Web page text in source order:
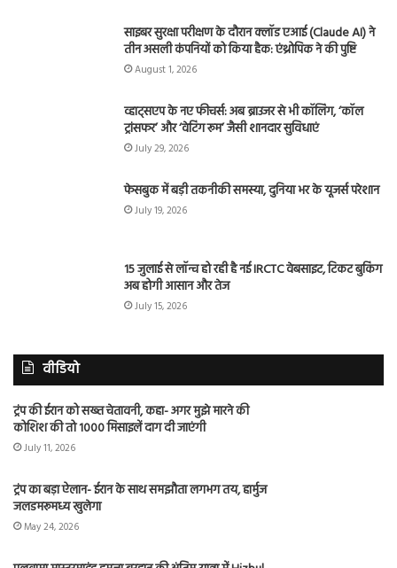
साइबर सुरक्षा परीक्षण के दौरान क्लॉड एआई (Claude AI) ने
तीन असली कंपनियों को किया हैक: एंथ्रोपिक ने की पुष्टि
August 1, 2026
व्हाट्सएप के नए फीचर्स: अब ब्राउजर से भी कॉलिंग, ‘कॉल
ट्रांसफर’ और ‘वेटिंग रूम’ जैसी शानदार सुविधाएं
July 29, 2026
फेसबुक में बड़ी तकनीकी समस्या, दुनिया भर के यूजर्स परेशान
July 19, 2026
15 जुलाई से लॉन्च हो रही है नई IRCTC वेबसाइट, टिकट बुकिंग
अब होगी आसान और तेज
July 15, 2026
वीडियो
ट्रंप की ईरान को सख्त चेतावनी, कहा- अगर मुझे मारने की
कोशिश की तो 1000 मिसाइलें दाग दी जाएंगी
July 11, 2026
ट्रंप का बड़ा ऐलान- ईरान के साथ समझौता लगभग तय, हार्मुज
जलडमरूमध्य खुलेगा
May 24, 2026